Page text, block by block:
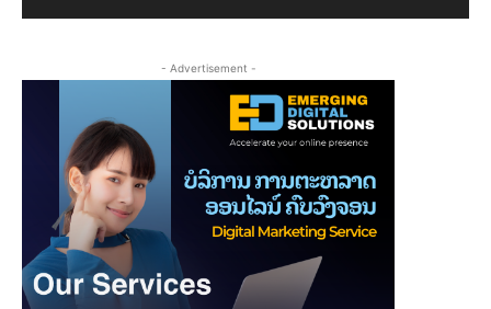
- Advertisement -